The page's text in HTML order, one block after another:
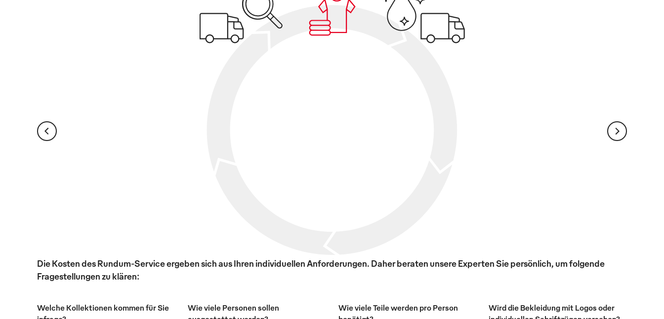
Die Kosten des Rundum-Service ergeben sich aus Ihren individuellen Anforderungen. Daher beraten unsere Experten Sie persönlich, um folgende
Fragestellungen zu klären:
Welche Kollektionen kommen für Sie
Wie viele Personen sollen
Wie viele Teile werden pro Person
Wird die Bekleidung mit Logos oder